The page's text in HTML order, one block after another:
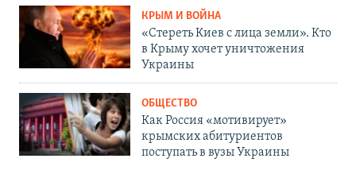
КРЫМ И ВОЙНА
«Стереть Киев с лица земли». Кто
в Крыму хочет уничтожения
Украины
ОБЩЕСТВО
Как Россия «мотивирует»
крымских абитуриентов
поступать в вузы Украины